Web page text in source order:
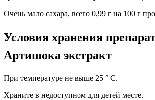
Очень мало сахара, всего 0,99 г на 100 г
Условия хранения
Артишока экстракт
При температуре не выше 25 ° C.
Храните в недоступном для детей месте.